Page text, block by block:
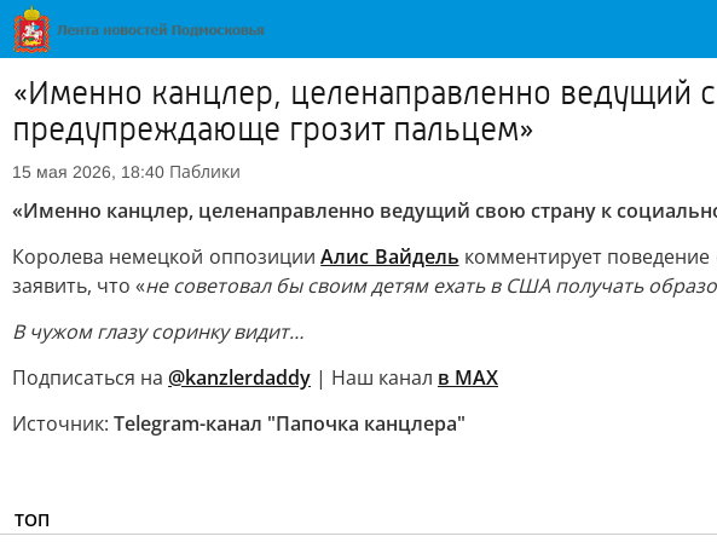
«Именно канцлер, целенаправленно ведущий
предупреждающе грозит пальцем»
15 мая 2026, 18:40 Паблики
«Именно канцлер, целенаправленно ведущий свою страну к
Королева немецкой оппозицииАлис Вайдель комментирует
заявить, что «не советовал бы своим детям ехать в США получать
В чужом глазу соринку видит…
Подписаться на @kanzlerdaddy | Наш канал в MAX
Источник: Telegram-канал "Папочка канцлера"
ТОП